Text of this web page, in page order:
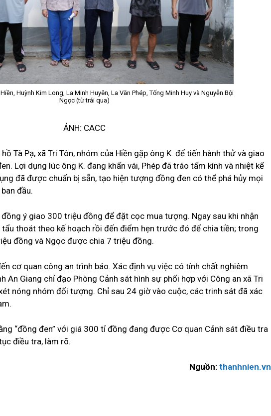
Huỳnh Kim Long, La Minh Huyên, La Văn Phép, Tống Minh Huy và Nguyễn Bội
Ngọc (từ trái qua)
ẢNH: CACC
Tà Pạ, xã Tri Tôn, nhóm của Hiền gặp ông K. để tiến hành thử và giao
Lợi dụng lúc ông K. đang khấn vái, Phép đã tráo tấm kính và nhiệt kế
đã được chuẩn bị sẵn, tạo hiện tượng đồng đen có thể phá hủy mọi
đầu.
ý giao 300 triệu đồng để đặt cọc mua tượng. Ngay sau khi nhận
tẩu thoát theo kế hoạch rồi đến điểm hẹn trước đó để chia tiền; trong
đồng và Ngọc được chia 7 triệu đồng.
cơ quan công an trình báo. Xác định vụ việc có tính chất nghiêm
An Giang chỉ đạo Phòng Cảnh sát hình sự phối hợp với Công an xã Tri
nóng nhóm đối tượng. Chỉ sau 24 giờ vào cuộc, các trinh sát đã xác
“đồng đen” với giá 300 tỉ đồng đang được Cơ quan Cảnh sát điều tra
điều tra, làm rõ.
Nguồn: thanhnien.vn